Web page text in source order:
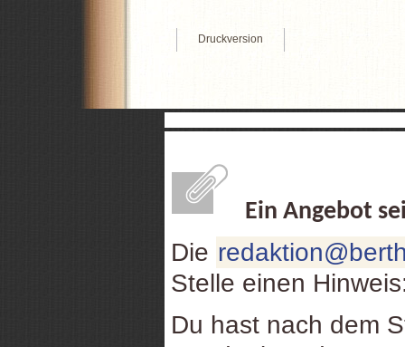
Druckversion
Ein Angebot
Die
Stelle einen
Du hast nach dem